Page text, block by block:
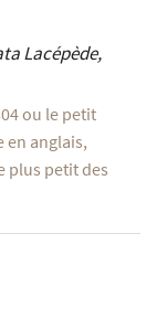
Lacépède,
ou le petit
en anglais,
plus petit des